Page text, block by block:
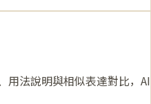
用法說明與相似表達對比，AI